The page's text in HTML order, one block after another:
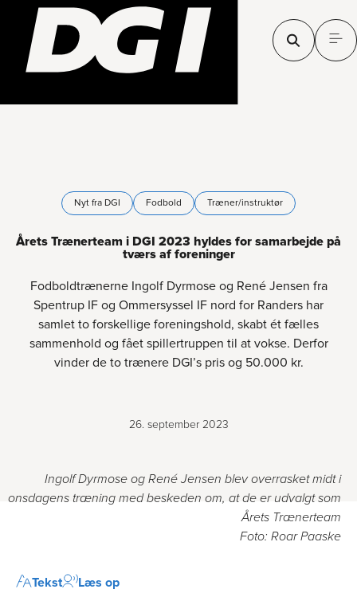
Nyt fra DGI Fodbold Træner/instruktør
Årets Trænerteam i DGI 2023 hyldes for samarbejde på
tværs af foreninger
Fodboldtrænerne Ingolf Dyrmose og René Jensen fra
Spentrup IF og Ommersyssel IF nord for Randers har
samlet to forskellige foreningshold, skabt ét fælles
sammenhold og fået spillertruppen til at vokse. Derfor
vinder de to trænere DGI’s pris og 50.000 kr.
26. september 2023
Ingolf Dyrmose og René Jensen blev overrasket midt i
onsdagens træning med beskeden om, at de er udvalgt som
Årets Trænerteam
Foto: Roar Paaske
Tekst Læs op